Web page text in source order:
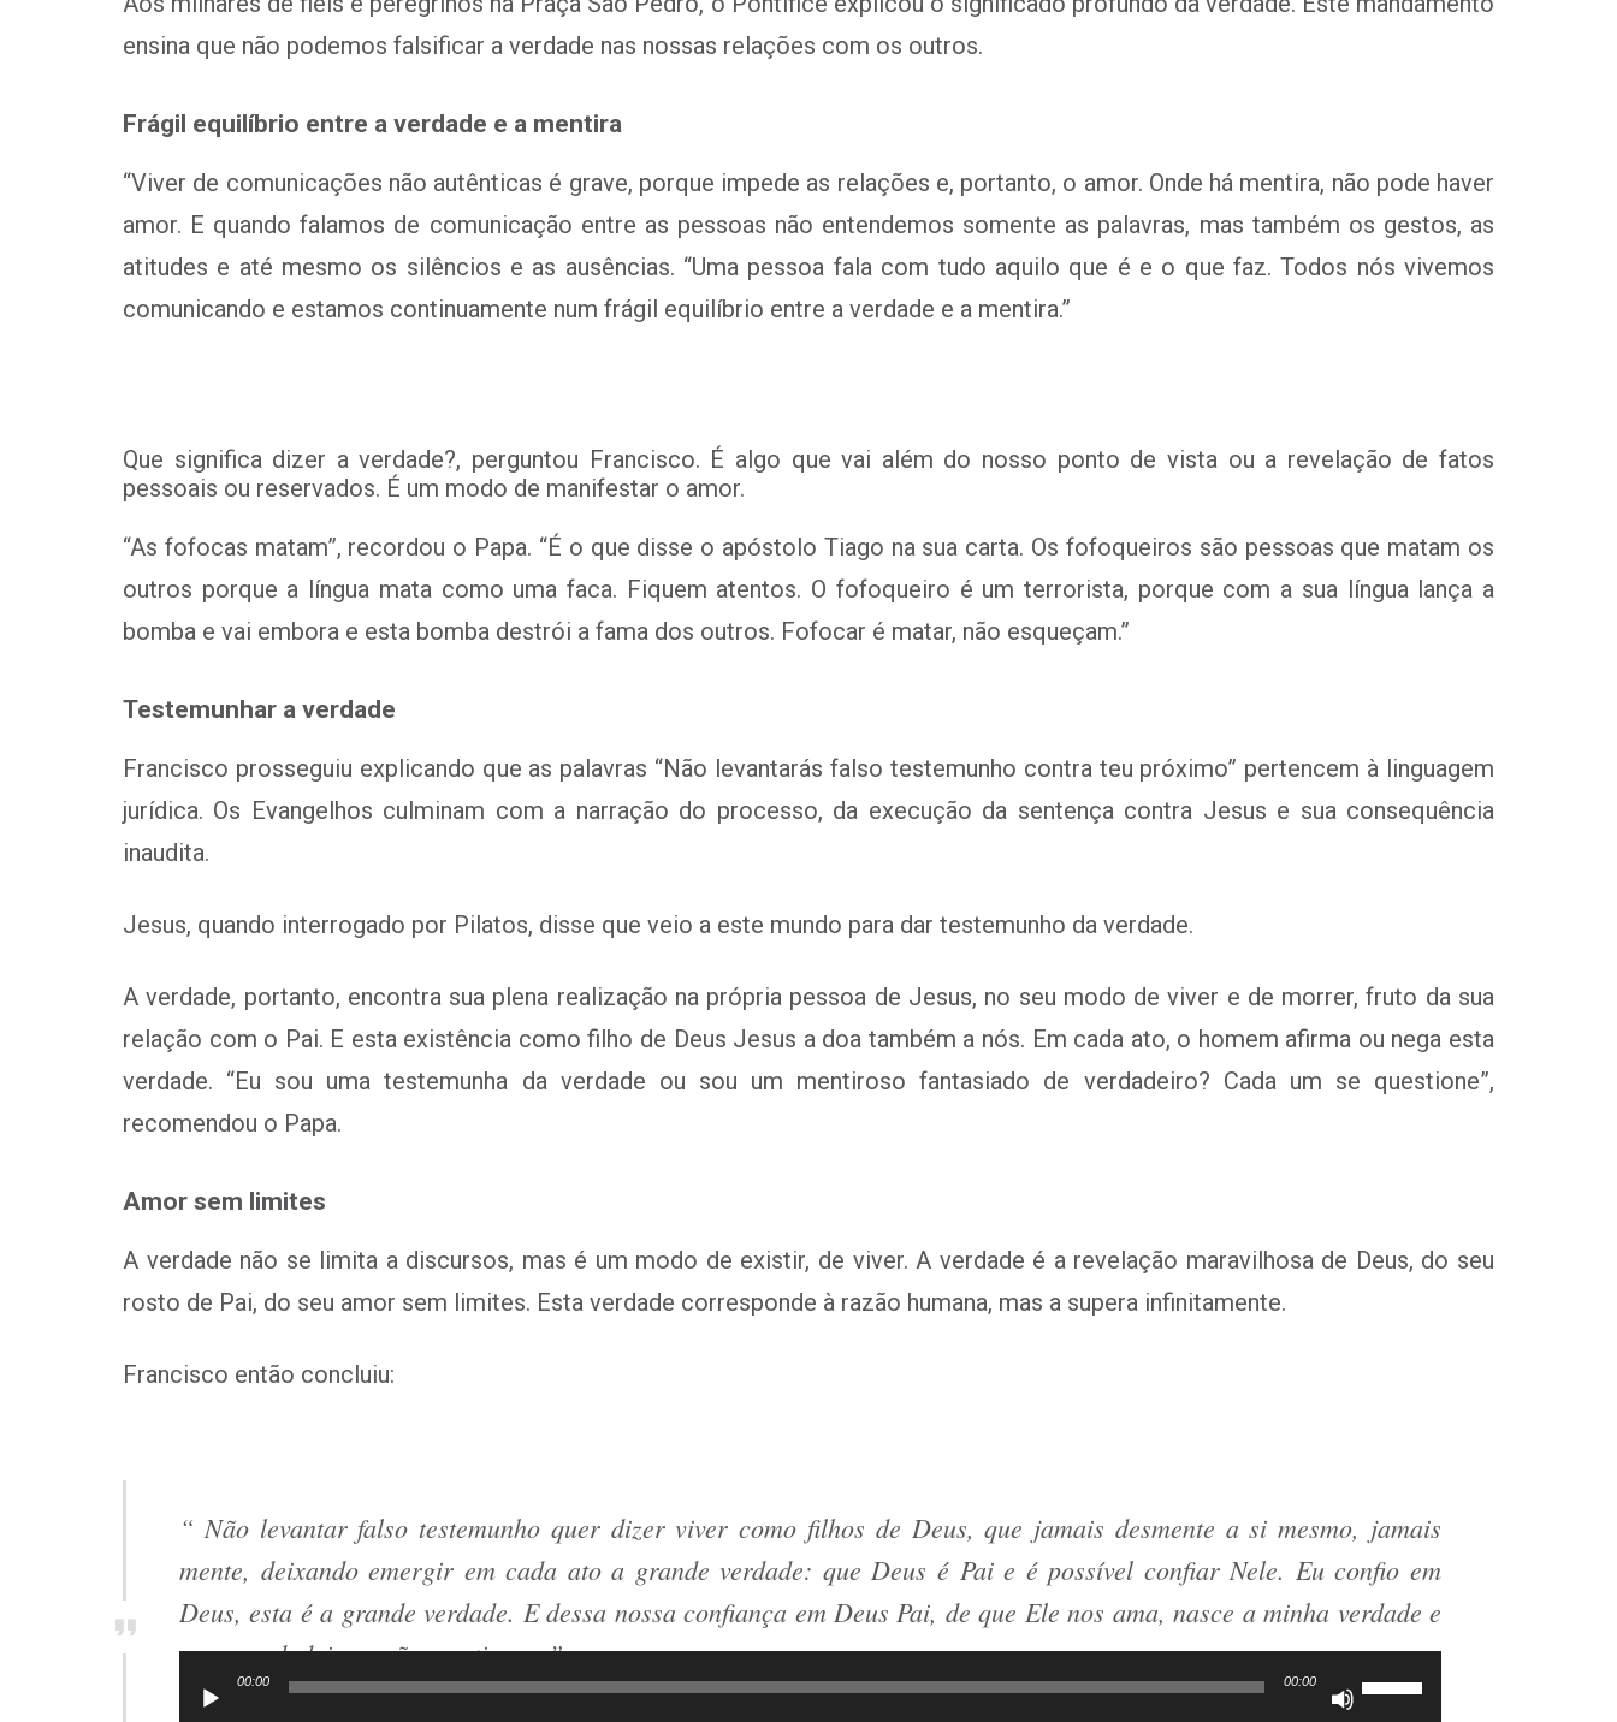
ensina que não podemos falsificar a verdade nas nossas relações com os outros.
Frágil equilíbrio entre a verdade e a mentira
“Viver de comunicações não autênticas é grave, porque impede as relações e, portanto, o amor. Onde há mentira, não pode haver
amor. E quando falamos de comunicação entre as pessoas não entendemos somente as palavras, mas também os gestos, as
atitudes e até mesmo os silêncios e as ausências. “Uma pessoa fala com tudo aquilo que é e o que faz. Todos nós vivemos
comunicando e estamos continuamente num frágil equilíbrio entre a verdade e a mentira.”
Que significa dizer a verdade?, perguntou Francisco. É algo que vai além do nosso ponto de vista ou a revelação de fatos
pessoais ou reservados. É um modo de manifestar o amor.
“As fofocas matam”, recordou o Papa. “É o que disse o apóstolo Tiago na sua carta. Os fofoqueiros são pessoas que matam os
outros porque a língua mata como uma faca. Fiquem atentos. O fofoqueiro é um terrorista, porque com a sua língua lança a
bomba e vai embora e esta bomba destrói a fama dos outros. Fofocar é matar, não esqueçam.”
Testemunhar a verdade
Francisco prosseguiu explicando que as palavras “Não levantarás falso testemunho contra teu próximo” pertencem à linguagem
jurídica. Os Evangelhos culminam com a narração do processo, da execução da sentença contra Jesus e sua consequência
inaudita.
Jesus, quando interrogado por Pilatos, disse que veio a este mundo para dar testemunho da verdade.
A verdade, portanto, encontra sua plena realização na própria pessoa de Jesus, no seu modo de viver e de morrer, fruto da sua
relação com o Pai. E esta existência como filho de Deus Jesus a doa também a nós. Em cada ato, o homem afirma ou nega esta
verdade. “Eu sou uma testemunha da verdade ou sou um mentiroso fantasiado de verdadeiro? Cada um se questione”,
recomendou o Papa.
Amor sem limites
A verdade não se limita a discursos, mas é um modo de existir, de viver. A verdade é a revelação maravilhosa de Deus, do seu
rosto de Pai, do seu amor sem limites. Esta verdade corresponde à razão humana, mas a supera infinitamente.
Francisco então concluiu:
“ Não levantar falso testemunho quer dizer viver como filhos de Deus, que jamais desmente a si mesmo, jamais
mente, deixando emergir em cada ato a grande verdade: que Deus é Pai e é possível confiar Nele. Eu confio em
Deus, esta é a grande verdade. E dessa nossa confiança em Deus Pai, de que Ele nos ama, nasce a minha verdade e
o ser verdadeiro e não mentiroso. ”
Tocador
00:00 00:00
Use